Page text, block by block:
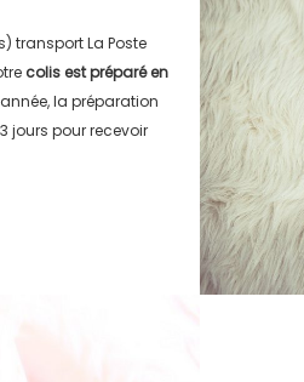
transportLa Poste
colis est préparé en
la préparation
jours pour recevoir